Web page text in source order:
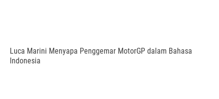
Luca Marini Menyapa Penggemar MotorGP dalam Bahasa
Indonesia